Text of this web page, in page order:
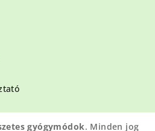
gyógymódok. Minden jog